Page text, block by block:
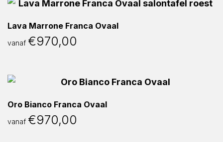
Lava Marrone Franca Ovaal
vanaf €970,00
Oro Bianco Franca Ovaal
vanaf €970,00